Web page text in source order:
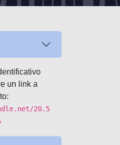
un link a
20.5